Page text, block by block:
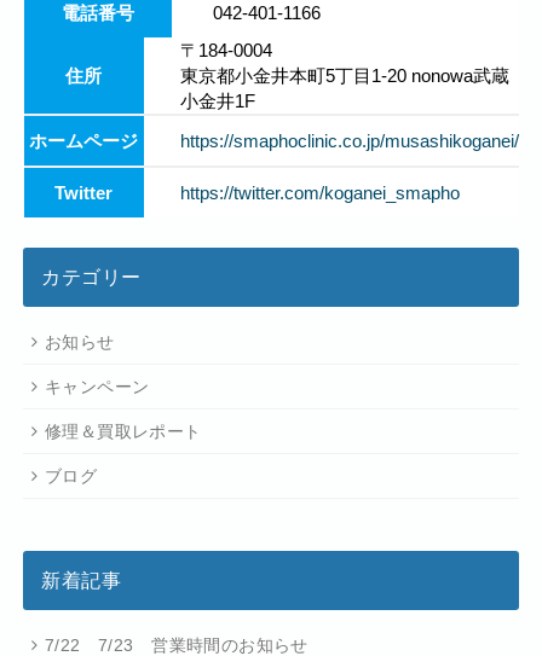
電話番号 042-401-1166
住所
〒184-0004
東京都小金井本町5丁目1-20 nonowa武蔵
小金井1F
ホームページ
https://smaphoclinic.co.jp/musashikoganei/
Twitter https://twitter.com/koganei_smapho
カテゴリー
お知らせ
キャンペーン
修理＆買取レポート
ブログ
新着記事
7/22 7/23 営業時間のお知らせ